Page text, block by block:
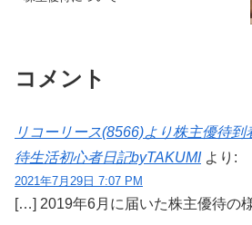
コメント
リコーリース(8566)より株主優待
待生活初心者日記byTAKUMI より:
2021年7月29日 7:07 PM
[…] 2019年6月に届いた株主優待の